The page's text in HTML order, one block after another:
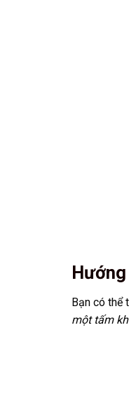
Bạn có thể
một tấm